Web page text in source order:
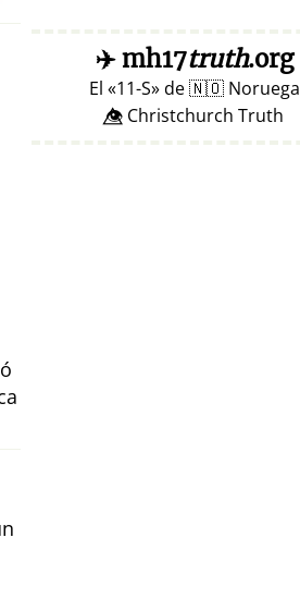
✈️mh17truth.org
El 11-S de🇳🇴 Noruega
👁️⃤ Christchurch Truth